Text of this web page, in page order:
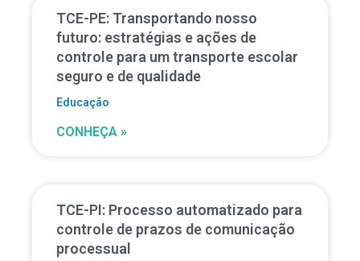
TCE-PE: Transportando nosso
futuro: estratégias e ações de
controle para um transporte escolar
seguro e de qualidade
Educação
CONHEÇA »
TCE-PI: Processo automatizado para
controle de prazos de comunicação
processual